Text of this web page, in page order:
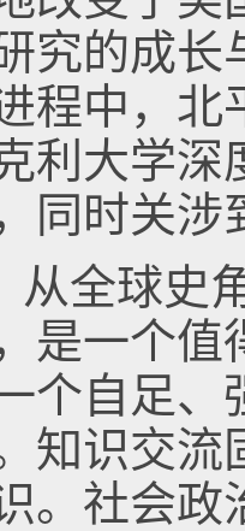
究的成
程中，
利大学深
同时关
从全球史
是一个
个自足、
知识交
。社会政